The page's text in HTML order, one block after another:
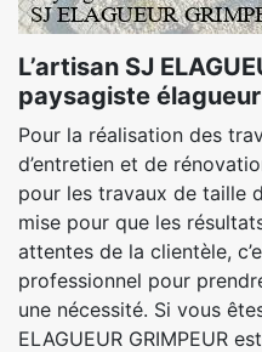
L’artisan SJ
paysagiste
Pour la réalisation des
d’entretien et de
pour les travaux de taille
mise pour que les
attentes de la clientèle,
professionnel pour
une nécessité. Si vous
ELAGUEUR GRIMPEUR